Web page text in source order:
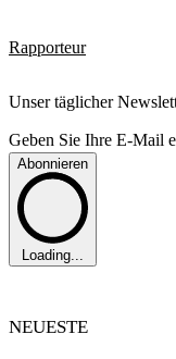
Rapporteur
Unser täglicher
Geben Sie Ihre E-Mail
Abonnieren
Loading...
NEUESTE